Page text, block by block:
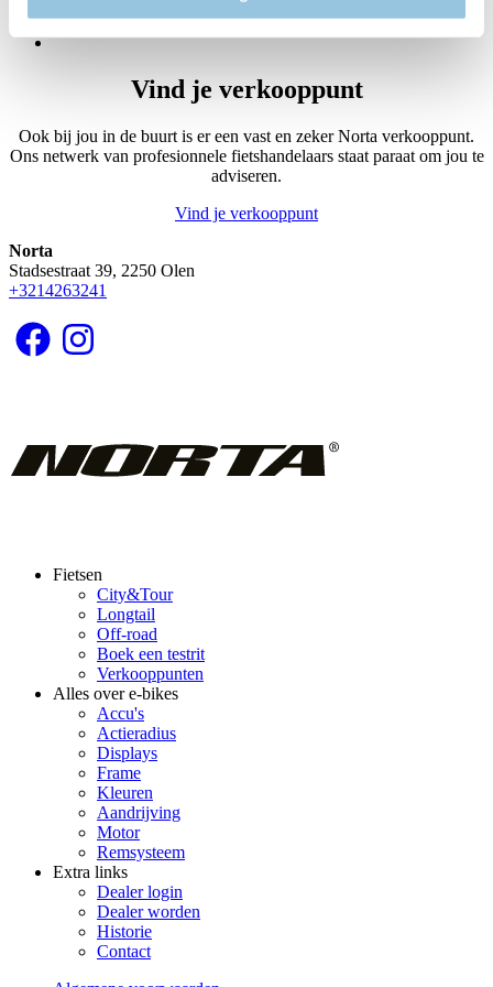
pagina
Page
4
Volgende
Vind je verkooppunt
Ook bij jou in de buurt is er een vast en zeker Norta verkooppunt.
Ons netwerk van profesionnele fietshandelaars staat paraat om jou te
adviseren.
Vind je verkooppunt
Norta
Stadsestraat 39, 2250 Olen
+3214263241
Footer
Fietsen
City&Tour
Longtail
Off-road
Boek een testrit
Verkooppunten
Alles over e-bikes
Accu's
Actieradius
Displays
Frame
Kleuren
Aandrijving
Motor
Remsysteem
Extra links
Dealer login
Dealer worden
Historie
Contact